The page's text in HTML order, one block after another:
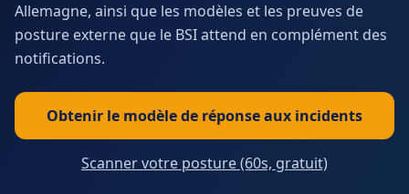
Allemagne, ainsi que les modèles et les preuves de
posture externe que le BSI attend en complément des
notifications.
Obtenir le modèle de réponse aux incidents
Scanner votre posture (60s, gratuit)